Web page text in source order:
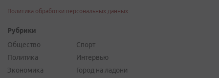
Политика обработки персональных данных
Рубрики
Общество
Политика
Экономика
Спорт
Интервью
Город на ладони